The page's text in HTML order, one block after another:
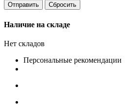
Сбросить
Наличие на складе
Нет складов
Персональные рекомендации